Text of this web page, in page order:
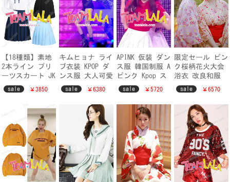
【18種類】素地
2本ライン プリ
ーツスカート JK
女子高生制服衣
装 制服スカート
sale ￥3850
キムヒョナ ライ
ブ衣装 KPOP ダ
ンス服 大人可愛
い セクシー風
ライブ衣装 Kim
Hyun A 4minute
sale ￥6380
APINK 仮装 ダン
ス服 韓国制服 A
ピンク Kpop ス
テージ登場 舞台
演出衣装 エーピ
ンク
sale ￥5720
限定セール ピン
ク桜柄花火大会
浴衣 改良和服
桜模様黄色い花
京都本格 女性浴
衣 一人で簡単に
着られる レディ
ース浴衣
sale ￥6570